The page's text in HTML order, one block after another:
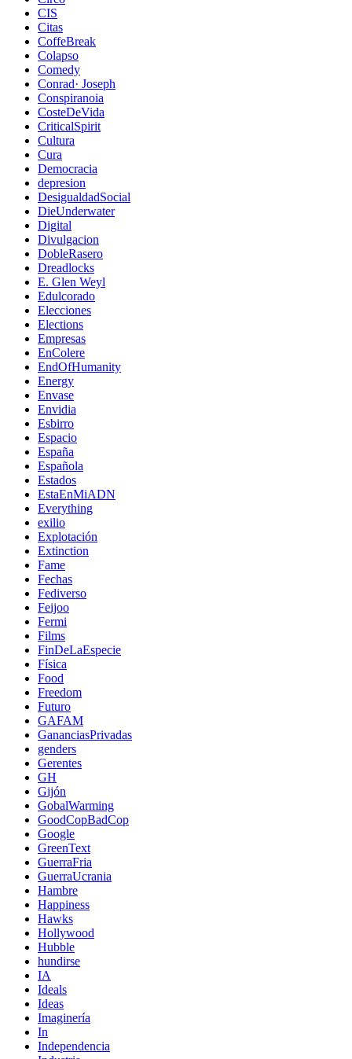
CIS
Citas
CoffeBreak
Colapso
Comedy
Conrad· Joseph
Conspiranoia
CosteDeVida
CriticalSpirit
Cultura
Cura
Democracia
depresion
DesigualdadSocial
DieUnderwater
Digital
Divulgacion
DobleRasero
Dreadlocks
E. Glen Weyl
Edulcorado
Elecciones
Elections
Empresas
EnColere
EndOfHumanity
Energy
Envase
Envidia
Esbirro
Espacio
España
Española
Estados
EstaEnMiADN
Everything
exilio
Explotación
Extinction
Fame
Fechas
Fediverso
Feijoo
Fermi
Films
FinDeLaEspecie
Física
Food
Freedom
Futuro
GAFAM
GananciasPrivadas
genders
Gerentes
GH
Gijón
GobalWarming
GoodCopBadCop
Google
GreenText
GuerraFria
GuerraUcrania
Hambre
Happiness
Hawks
Hollywood
Hubble
hundirse
IA
Ideals
Ideas
Imaginería
In
Independencia